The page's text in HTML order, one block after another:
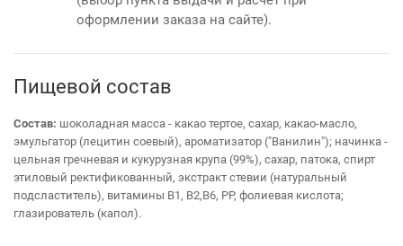
оформлении заказа на сайте).
Пищевой состав
Состав: шоколадная масса - какао тертое, сахар, какао-масло,
эмульгатор (лецитин соевый), ароматизатор ("Ванилин"); начинка -
цельная гречневая и кукурузная крупа (99%), сахар, патока, спирт
этиловый ректификованный, экстракт стевии (натуральный
подсластитель), витамины В1, В2,В6, РР, фолиевая кислота;
глазирователь (капол).